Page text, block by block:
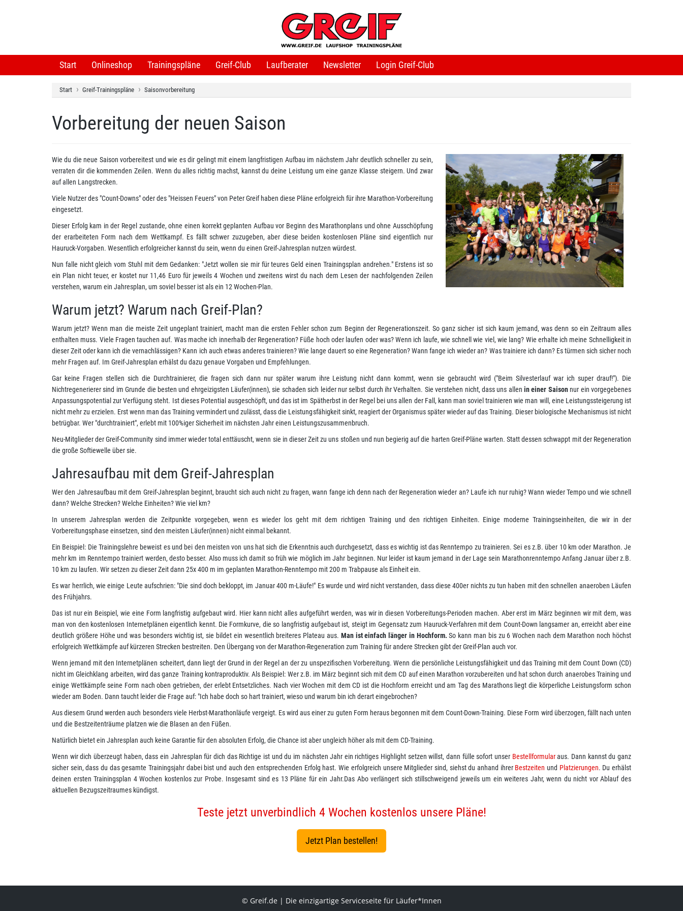
Start Onlineshop Trainingspläne Greif-Club Laufberater Newsletter Login Greif-Club
Start Greif-Trainingspläne Saisonvorbereitung
Vorbereitung der neuen Saison
Wie du die neue Saison vorbereitest und wie es dir gelingt mit einem langfristigen Aufbau im nächstem Jahr deutlich schneller zu sein,
verraten dir die kommenden Zeilen. Wenn du alles richtig machst, kannst du deine Leistung um eine ganze Klasse steigern. Und zwar
auf allen Langstrecken.
Viele Nutzer des "Count-Downs" oder des "Heissen Feuers" von Peter Greif haben diese Pläne erfolgreich für ihre Marathon-Vorbereitung
eingesetzt.
Dieser Erfolg kam in der Regel zustande, ohne einen korrekt geplanten Aufbau vor Beginn des Marathonplans und ohne Ausschöpfung
der erarbeiteten Form nach dem Wettkampf. Es fällt schwer zuzugeben, aber diese beiden kostenlosen Pläne sind eigentlich nur
Hauruck-Vorgaben. Wesentlich erfolgreicher kannst du sein, wenn du einen Greif-Jahresplan nutzen würdest.
Nun falle nicht gleich vom Stuhl mit dem Gedanken: "Jetzt wollen sie mir für teures Geld einen Trainingsplan andrehen." Erstens ist so
ein Plan nicht teuer, er kostet nur 11,46 Euro für jeweils 4 Wochen und zweitens wirst du nach dem Lesen der nachfolgenden Zeilen
verstehen, warum ein Jahresplan, um soviel besser ist als ein 12 Wochen-Plan.
Warum jetzt? Warum nach Greif-Plan?
Warum jetzt? Wenn man die meiste Zeit ungeplant trainiert, macht man die ersten Fehler schon zum Beginn der Regenerationszeit. So ganz sicher ist sich kaum jemand, was denn so ein Zeitraum alles
enthalten muss. Viele Fragen tauchen auf. Was mache ich innerhalb der Regeneration? Füße hoch oder laufen oder was? Wenn ich laufe, wie schnell wie viel, wie lang? Wie erhalte ich meine Schnelligkeit in
dieser Zeit oder kann ich die vernachlässigen? Kann ich auch etwas anderes trainieren? Wie lange dauert so eine Regeneration? Wann fange ich wieder an? Was trainiere ich dann? Es türmen sich sicher noch
mehr Fragen auf. Im Greif-Jahresplan erhälst du dazu genaue Vorgaben und Empfehlungen.
Gar keine Fragen stellen sich die Durchtrainierer, die fragen sich dann nur später warum ihre Leistung nicht dann kommt, wenn sie gebraucht wird ("Beim Silvesterlauf war ich super drauf!"). Die
Nichtregenerierer sind im Grunde die besten und ehrgeizigsten Läufer(innen), sie schaden sich leider nur selbst durch ihr Verhalten. Sie verstehen nicht, dass uns allenin einer Saisonnur ein vorgegebenes
Anpassungspotential zur Verfügung steht. Ist dieses Potential ausgeschöpft, und das ist im Spätherbst in der Regel bei uns allen der Fall, kann man soviel trainieren wie man will, eine Leistungssteigerung ist
nicht mehr zu erzielen. Erst wenn man das Training vermindert und zulässt, dass die Leistungsfähigkeit sinkt, reagiert der Organismus später wieder auf das Training. Dieser biologische Mechanismus ist nicht
betrügbar. Wer "durchtrainiert", erlebt mit 100%iger Sicherheit im nächsten Jahr einen Leistungszusammenbruch.
Neu-Mitglieder der Greif-Community sind immer wieder total enttäuscht, wenn sie in dieser Zeit zu uns stoßen und nun begierig auf die harten Greif-Pläne warten. Statt dessen schwappt mit der Regeneration
die große Softiewelle über sie.
Jahresaufbau mit dem Greif-Jahresplan
Wer den Jahresaufbau mit dem Greif-Jahresplan beginnt, braucht sich auch nicht zu fragen, wann fange ich denn nach der Regeneration wieder an? Laufe ich nur ruhig? Wann wieder Tempo und wie schnell
dann? Welche Strecken? Welche Einheiten? Wie viel km?
In unserem Jahresplan werden die Zeitpunkte vorgegeben, wenn es wieder los geht mit dem richtigen Training und den richtigen Einheiten. Einige moderne Trainingseinheiten, die wir in der
Vorbereitungsphase einsetzen, sind den meisten Läufer(innen) nicht einmal bekannt.
Ein Beispiel: Die Trainingslehre beweist es und bei den meisten von uns hat sich die Erkenntnis auch durchgesetzt, dass es wichtig ist das Renntempo zu trainieren. Sei es z.B. über 10 km oder Marathon. Je
mehr km im Renntempo trainiert werden, desto besser. Also muss ich damit so früh wie möglich im Jahr beginnen. Nur leider ist kaum jemand in der Lage sein Marathonrenntempo Anfang Januar über z.B.
10 km zu laufen. Wir setzen zu dieser Zeit dann 25x 400 m im geplanten Marathon-Renntempo mit 200 m Trabpause als Einheit ein.
Es war herrlich, wie einige Leute aufschrien: "Die sind doch bekloppt, im Januar 400 m-Läufe!" Es wurde und wird nicht verstanden, dass diese 400er nichts zu tun haben mit den schnellen anaeroben Läufen
des Frühjahrs.
Das ist nur ein Beispiel, wie eine Form langfristig aufgebaut wird. Hier kann nicht alles aufgeführt werden, was wir in diesen Vorbereitungs-Perioden machen. Aber erst im März beginnen wir mit dem, was
man von den kostenlosen Internetplänen eigentlich kennt. Die Formkurve, die so langfristig aufgebaut ist, steigt im Gegensatz zum Hauruck-Verfahren mit dem Count-Down langsamer an, erreicht aber eine
deutlich größere Höhe und was besonders wichtig ist, sie bildet ein wesentlich breiteres Plateau aus. Man ist einfach länger in Hochform. So kann man bis zu 6 Wochen nach dem Marathon noch höchst
erfolgreich Wettkämpfe auf kürzeren Strecken bestreiten. Den Übergang von der Marathon-Regeneration zum Training für andere Strecken gibt der Greif-Plan auch vor.
Wenn jemand mit den Internetplänen scheitert, dann liegt der Grund in der Regel an der zu unspezifischen Vorbereitung. Wenn die persönliche Leistungsfähigkeit und das Training mit dem Count Down (CD)
nicht im Gleichklang arbeiten, wird das ganze Training kontraproduktiv. Als Beispiel: Wer z.B. im März beginnt sich mit dem CD auf einen Marathon vorzubereiten und hat schon durch anaerobes Training und
einige Wettkämpfe seine Form nach oben getrieben, der erlebt Entsetzliches. Nach vier Wochen mit dem CD ist die Hochform erreicht und am Tag des Marathons liegt die körperliche Leistungsform schon
wieder am Boden. Dann taucht leider die Frage auf: "Ich habe doch so hart trainiert, wieso und warum bin ich derart eingebrochen?
Aus diesem Grund werden auch besonders viele Herbst-Marathonläufe vergeigt. Es wird aus einer zu guten Form heraus begonnen mit dem Count-Down-Training. Diese Form wird überzogen, fällt nach unten
und die Bestzeitenträume platzen wie die Blasen an den Füßen.
Natürlich bietet ein Jahresplan auch keine Garantie für den absoluten Erfolg, die Chance ist aber ungleich höher als mit dem CD-Training.
Wenn wir dich überzeugt haben, dass ein Jahresplan für dich das Richtige ist und du im nächsten Jahr ein richtiges Highlight setzen willst, dann fülle sofort unser Bestellformularaus. Dann kannst du ganz
sicher sein, dass du das gesamte Trainingsjahr dabei bist und auch den entsprechenden Erfolg hast. Wie erfolgreich unsere Mitglieder sind, siehst du anhand ihrer Bestzeiten und Platzierungen. Du erhälst
deinen ersten Trainingsplan 4 Wochen kostenlos zur Probe. Insgesamt sind es 13 Pläne für ein Jahr.Das Abo verlängert sich stillschweigend jeweils um ein weiteres Jahr, wenn du nicht vor Ablauf des
aktuellen Bezugszeitraumes kündigst.
Teste jetzt unverbindlich 4 Wochen kostenlos unsere Pläne!
Jetzt Plan bestellen!
© Greif.de | Die einzigartige Serviceseite für Läufer*Innen